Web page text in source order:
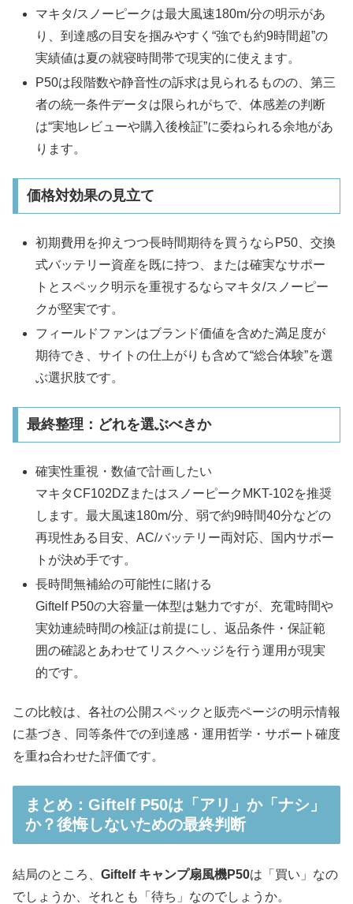
マキタ/スノーピークは最大風速180m/分の明示があ
り、到達感の目安を掴みやすく“強でも約9時間超”の
実績値は夏の就寝時間帯で現実的に使えます。
P50は段階数や静音性の訴求は見られるものの、第三
者の統一条件データは限られがちで、体感差の判断
は“実地レビューや購入後検証”に委ねられる余地があ
ります。
価格対効果の見立て
初期費用を抑えつつ長時間期待を買うならP50、交換
式バッテリー資産を既に持つ、または確実なサポー
トとスペック明示を重視するならマキタ/スノーピー
クが堅実です。
フィールドファンはブランド価値を含めた満足度が
期待でき、サイトの仕上がりも含めて“総合体験”を選
ぶ選択肢です。
最終整理：どれを選ぶべきか
確実性重視・数値で計画したい
マキタCF102DZまたはスノーピークMKT-102を推奨
します。最大風速180m/分、弱で約9時間40分などの
再現性ある目安、AC/バッテリー両対応、国内サポー
トが決め手です。
長時間無補給の可能性に賭ける
Giftelf P50の大容量一体型は魅力ですが、充電時間や
実効連続時間の検証は前提にし、返品条件・保証範
囲の確認とあわせてリスクヘッジを行う運用が現実
的です。
この比較は、各社の公開スペックと販売ページの明示情報
に基づき、同等条件での到達感・運用哲学・サポート確度
を重ね合わせた評価です。
まとめ：Giftelf P50は「アリ」か「ナシ」
か？後悔しないための最終判断
結局のところ、 Giftelf キャンプ扇風機P50は「買い」なの
でしょうか、それとも「待ち」なのでしょうか。